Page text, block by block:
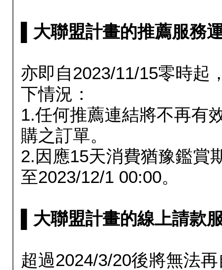
▌大聯盟計畫的推薦服務
亦即自2023/11/15零時起
下情況：
1.任何推薦連結將不再有
購之訂單。
2.因應15天消費猶豫鑑賞
至2023/12/1 00:00。
▌大聯盟計畫的線上請款
超過2024/3/20後將無法